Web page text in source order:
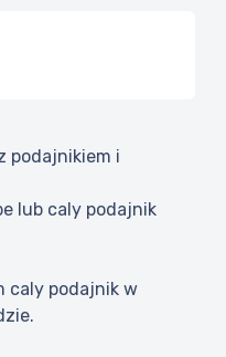
podajnikiem i
lub caly podajnik
caly podajnik w